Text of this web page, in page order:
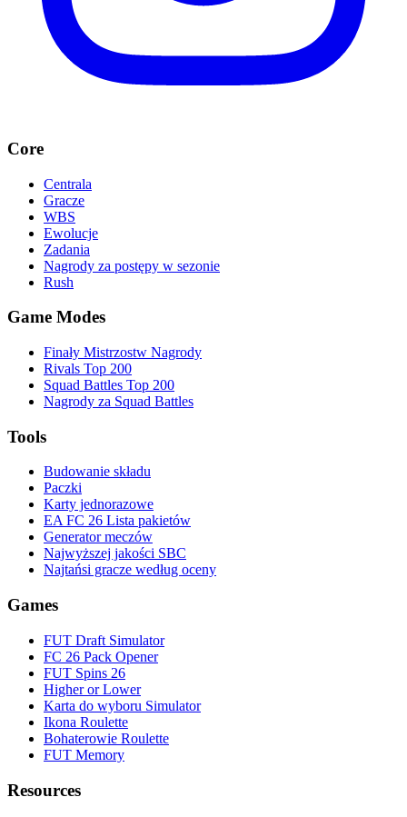
Core
Centrala
Gracze
WBS
Ewolucje
Zadania
Nagrody za postępy w sezonie
Rush
Game Modes
Finały Mistrzostw Nagrody
Rivals Top 200
Squad Battles Top 200
Nagrody za Squad Battles
Tools
Budowanie składu
Paczki
Karty jednorazowe
EA FC 26 Lista pakietów
Generator meczów
Najwyższej jakości SBC
Najtańsi gracze według oceny
Games
FUT Draft Simulator
FC 26 Pack Opener
FUT Spins 26
Higher or Lower
Karta do wyboru Simulator
Ikona Roulette
Bohaterowie Roulette
FUT Memory
Resources